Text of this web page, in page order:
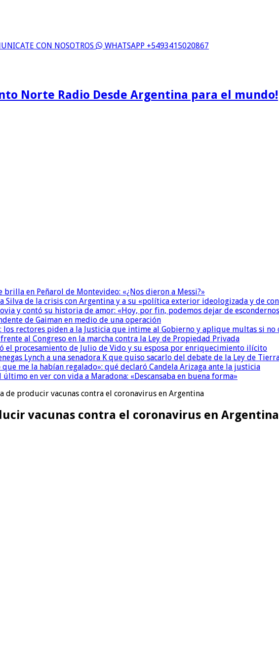
CON NOSOTROS
WHATSAPP +5493415020867
Norte Radio Desde Argentina para el mundo!
brilla en Peñarol de Montevideo: «¿Nos dieron a Messi?»
Silva de la crisis con Argentina y a su «política exterior ideologizada y de
y contó su historia de amor: «Hoy, por fin, podemos dejar de
de Gaiman en medio de una operación
rectores piden a la Justicia que intime al Gobierno y aplique multas si no
al Congreso en la marcha contra la Ley de Propiedad Privada
el procesamiento de Julio de Vido y su esposa por enriquecimiento ilícito
Lynch a una senadora K que quiso sacarlo del debate de la Ley de
me la habían regalado»: qué declaró Candela Arizaga ante la justicia
en ver con vida a Maradona: «Descansaba en buena forma»
de producir vacunas contra el coronavirus en Argentina
vacunas contra el coronavirus en Argentina